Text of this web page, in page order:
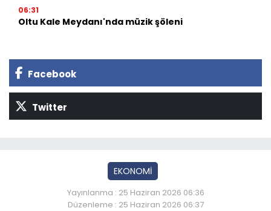
06:31
Oltu Kale Meydanı'nda müzik şöleni
Facebook
Twitter
EKONOMİ
Yayınlanma : 25 Haziran 2026 06:36
Düzenleme : 25 Haziran 2026 06:37